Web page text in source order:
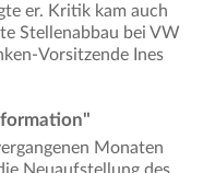
er. Kritik kam auch
Stellenabbau bei VW
Vorsitzende Ines
Monaten